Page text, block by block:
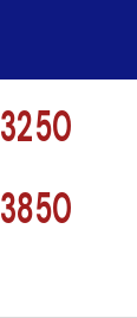
3250 €
3850 €